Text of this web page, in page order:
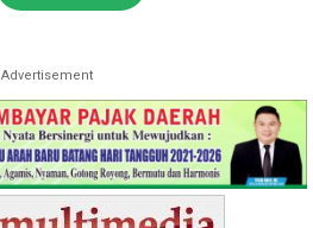
Advertisement